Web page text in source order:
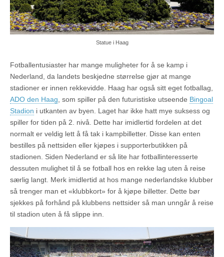
Statue i Haag
Fotballentusiaster har mange muligheter for å se kamp i
Nederland, da landets beskjedne størrelse gjør at mange
stadioner er innen rekkevidde. Haag har også sitt eget fotballag,
ADO den Haag , som spiller på den futuristiske utseende Bingoal
Stadion i utkanten av byen. Laget har ikke hatt mye suksess og
spiller for tiden på 2. nivå. Dette har imidlertid fordelen at det
normalt er veldig lett å få tak i kampbilletter. Disse kan enten
bestilles på nettsiden eller kjøpes i supporterbutikken på
stadionen. Siden Nederland er så lite har fotballinteresserte
dessuten mulighet til å se fotball hos en rekke lag uten å reise
særlig langt. Merk imidlertid at hos mange nederlandske klubber
så trenger man et «klubbkort» for å kjøpe billetter. Dette bør
sjekkes på forhånd på klubbens nettsider så man unngår å reise
til stadion uten å få slippe inn.